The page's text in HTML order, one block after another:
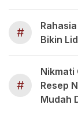
#
Bikin
#
Nikmati
Resep
Mudah